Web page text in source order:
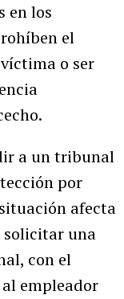
en los
el
o ser
a un tribunal
por
afecta
solicitar una
con el
empleador